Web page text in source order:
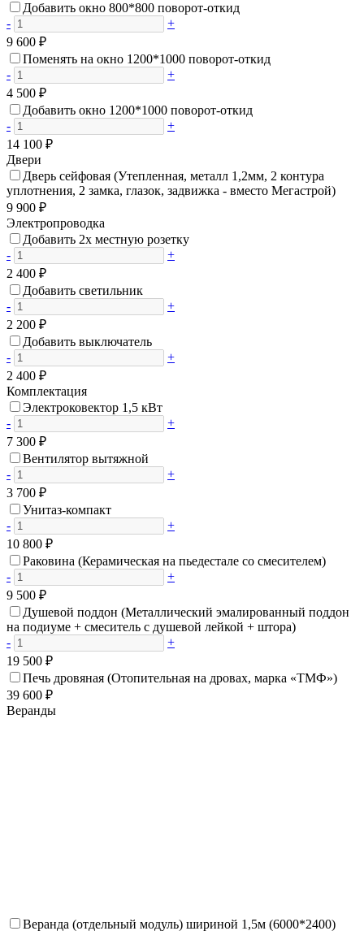
Добавить окно 800*800 поворот-откид
-
+
9 600 ₽
Поменять на окно 1200*1000 поворот-откид
-
+
4 500 ₽
Добавить окно 1200*1000 поворот-откид
-
+
14 100 ₽
Двери
Дверь сейфовая (Утепленная, металл 1,2мм, 2 контура
уплотнения, 2 замка, глазок, задвижка - вместо Мегастрой)
9 900 ₽
Электропроводка
Добавить 2х местную розетку
-
+
2 400 ₽
Добавить светильник
-
+
2 200 ₽
Добавить выключатель
-
+
2 400 ₽
Комплектация
Электроковектор 1,5 кВт
-
+
7 300 ₽
Вентилятор вытяжной
-
+
3 700 ₽
Унитаз-компакт
-
+
10 800 ₽
Раковина (Керамическая на пьедестале со смесителем)
-
+
9 500 ₽
Душевой поддон (Металлический эмалированный поддон
на подиуме + смеситель с душевой лейкой + штора)
-
+
19 500 ₽
Печь дровяная (Отопительная на дровах, марка «ТМФ»)
39 600 ₽
Веранды
Веранда (отдельный модуль) шириной 1,5м (6000*2400)